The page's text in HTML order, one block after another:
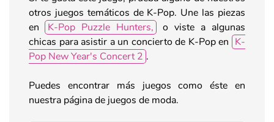
otros juegos temáticos de K-Pop. Une las piezas
en
K-Pop Puzzle Hunters,
o viste a algunas
chicas para asistir a un concierto de K-Pop en K-
Pop New Year's Concert 2 .
Puedes encontrar más juegos como éste en
nuestra página de juegos de moda.